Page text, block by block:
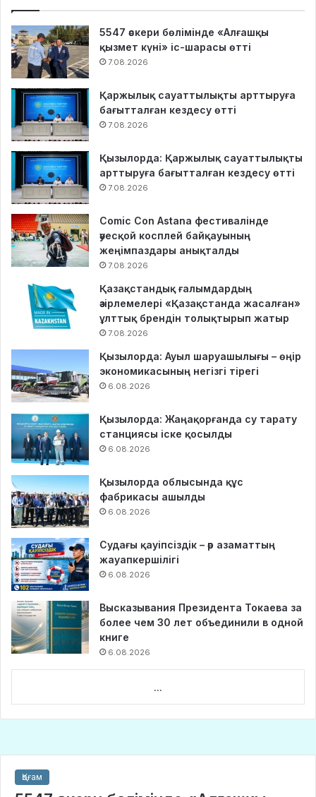
5547 әскери бөлімінде «Алғашқы
қызмет күні» іс-шарасы өтті
7.08.2026
Қаржылық сауаттылықты арттыруға
бағытталған кездесу өтті
7.08.2026
Қызылорда: Қаржылық сауаттылықты
арттыруға бағытталған кездесу өтті
7.08.2026
Comic Con Astana фестивалінде
әуесқой косплей байқауының
жеңімпаздары анықталды
7.08.2026
Қазақстандық ғалымдардың
әзірлемелері «Қазақстанда жасалған»
ұлттық брендін толықтырып жатыр
7.08.2026
Қызылорда: Ауыл шаруашылығы – өңір
экономикасының негізгі тірегі
6.08.2026
Қызылорда: Жаңақорғанда су тарату
станциясы іске қосылды
6.08.2026
Қызылорда облысында құс
фабрикасы ашылды
6.08.2026
Судағы қауіпсіздік – әр азаматтың
жауапкершілігі
6.08.2026
Высказывания Президента Токаева за
более чем 30 лет объединили в одной
книге
6.08.2026
...